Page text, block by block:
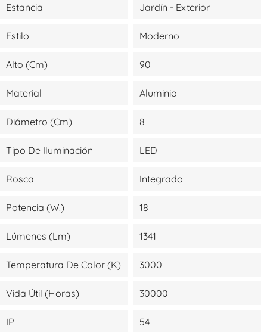
Estancia Jardín - Exterior
Estilo Moderno
Alto (cm) 90
Material Aluminio
Diámetro (cm) 8
Tipo De Iluminación LED
Rosca Integrado
Potencia (W.) 18
Lúmenes (lm) 1341
Temperatura De Color (K) 3000
Vida Útil (Horas) 30000
IP 54